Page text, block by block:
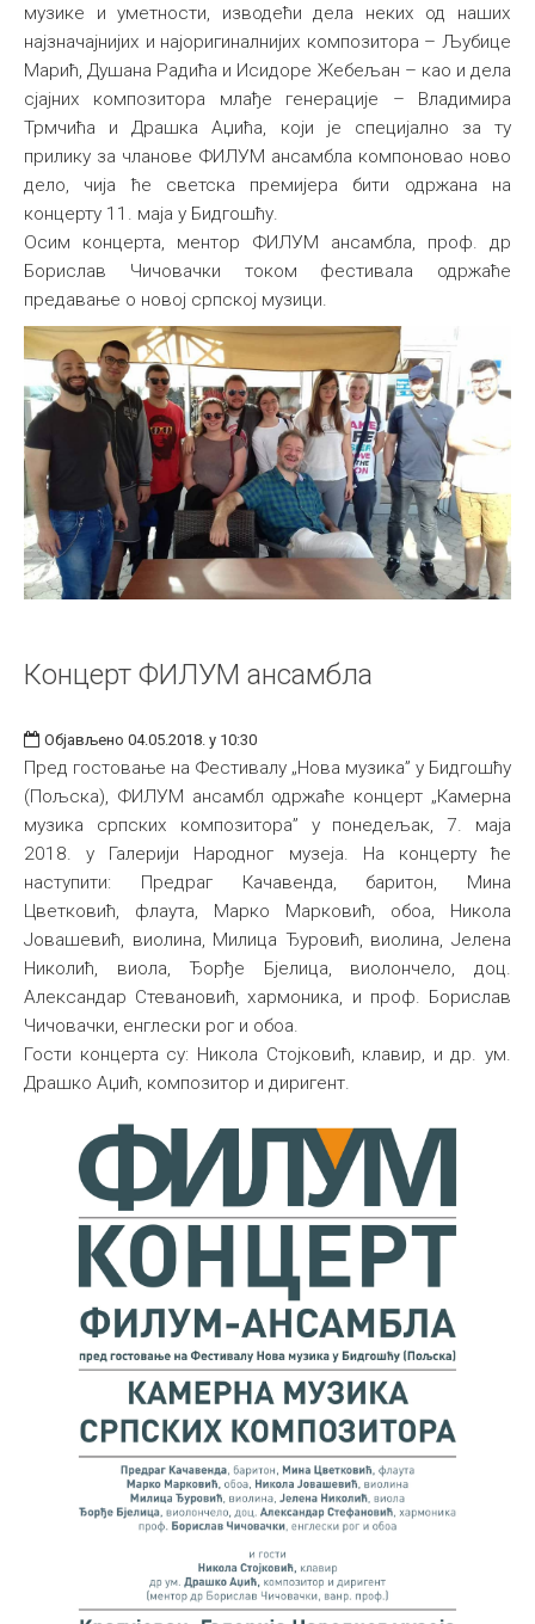
музике и уметности, изводећи дела неких од наших
најзначајнијих и најоригиналнијих композитора – Љубице
Марић, Душана Радића и Исидоре Жебељан – као и дела
сјајних композитора млађе генерације – Владимира
Трмчића и Драшка Аџића, који је специјално за ту
прилику за чланове ФИЛУМ ансамбла компоновао ново
дело, чија ће светска премијера бити одржана на
концерту 11. маја у Бидгошћу.
Осим концерта, ментор ФИЛУМ ансамбла, проф. др
Борислав Чичовачки током фестивала одржаће
предавање о новој српској музици.
Концерт ФИЛУМ ансамбла
Објављено 04.05.2018. у 10:30
Пред гостовање на Фестивалу „Нова музика” у Бидгошћу
(Пољска), ФИЛУМ ансамбл одржаће концерт „Камерна
музика српских композитора” у понедељак, 7. маја
2018. у Галерији Народног музеја. На концерту ће
наступити: Предраг Качавенда, баритон, Мина
Цветковић, флаута, Марко Марковић, обоа, Никола
Јовашевић, виолина, Милица Ђуровић, виолина, Јелена
Николић, виола, Ђорђе Бјелица, виолончело, доц.
Александар Стевановић, хармоника, и проф. Борислав
Чичовачки, енглески рог и обоа.
Гости концерта су: Никола Стојковић, клавир, и др. ум.
Драшко Аџић, композитор и диригент.